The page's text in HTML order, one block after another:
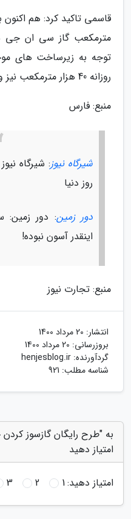
مترمکعب گاز سی ان جی
توجه به زیرساخت های
روزانه 40 هزار مترمکعب نیز وجود دارد.
منبع: فارس
شیرگاه نیوز: شیرگاه
روز دنیا
دور زمین: دور زمین:
اینقدر آسون نبوده!
منبع: تجارت نیوز
انتشار: 20 مرداد 1400
بروزرسانی: 20 مرداد 1400
گردآورنده: henjesblog.ir
شناسه مطلب: 921
به "طرح رایگان گازسوز
امتیاز دهید
امتیاز دهید:1
2
3